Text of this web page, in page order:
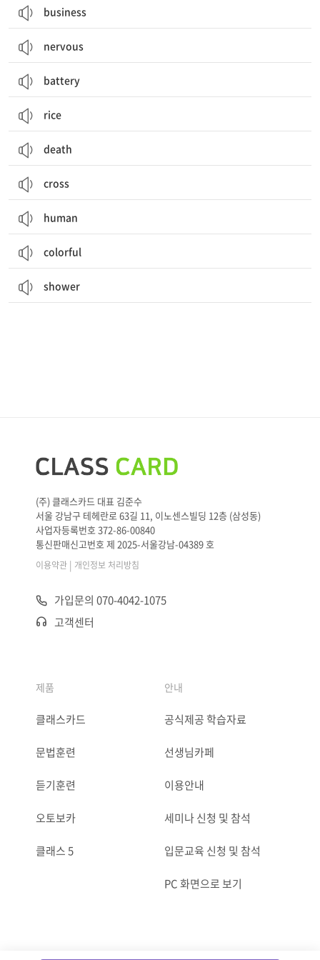
business
nervous
battery
rice
death
cross
human
colorful
shower
(주) 클래스카드 대표 김준수
서울 강남구 테헤란로 63길 11, 이노센스빌딩 12층 (삼성동)
사업자등록번호 372-86-00840
통신판매신고번호 제 2025-서울강남-04389 호
이용약관 | 개인정보 처리방침
가입문의 070-4042-1075
고객센터
제품
클래스카드
문법훈련
듣기훈련
오토보카
클래스 5
안내
공식제공 학습자료
선생님카페
이용안내
세미나 신청 및 참석
입문교육 신청 및 참석
PC 화면으로 보기